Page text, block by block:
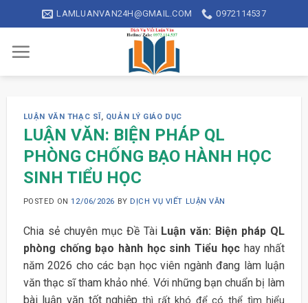
to
content
LAMLUANVAN24H@GMAIL.COM 0972114537
LUẬN VĂN THẠC SĨ , QUẢN LÝ GIÁO DỤC
LUẬN VĂN: BIỆN PHÁP QL
PHÒNG CHỐNG BẠO HÀNH HỌC
SINH TIỂU HỌC
POSTED ON12/06/2026 BY DỊCH VỤ VIẾT LUẬN VĂN
Chia sẻ chuyên mục Đề Tài Luận văn: Biện pháp QL
phòng chống bạo hành học sinh Tiểu học hay nhất
năm 2026 cho các bạn học viên ngành đang làm luận
văn thạc sĩ tham khảo nhé. Với những bạn chuẩn bị làm
bài luận văn tốt nghiệp thì rất khó để có thể tìm hiểu